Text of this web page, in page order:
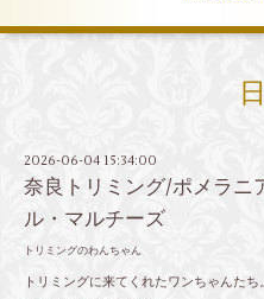
2026-06-04 15:34:00
奈良トリミング/ポメラニ
ル・マルチーズ
トリミングのわんちゃん
トリミングに来てくれたワンちゃんたち。